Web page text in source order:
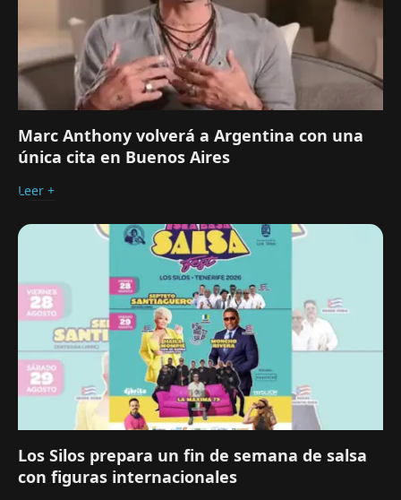
Marc Anthony volverá a Argentina con una
única cita en Buenos Aires
Leer +
Los Silos prepara un fin de semana de salsa
con figuras internacionales